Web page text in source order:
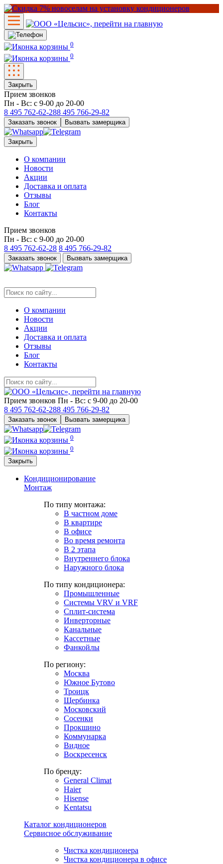
0
0
Закрыть
Прием звонков
Пн - Вс: с 9-00 до 20-00
8 495 762-62-288 495 766-29-82
Заказать звонок Вызвать замерщика
Закрыть
О компании
Новости
Акции
Доставка и оплата
Отзывы
Блог
Контакты
Прием звонков
Пн - Вс: с 9-00 до 20-00
8 495 762-62-28 8 495 766-29-82
Заказать звонок Вызвать замерщика
О компании
Новости
Акции
Доставка и оплата
Отзывы
Блог
Контакты
Прием звонков Пн - Вс: с 9-00 до 20-00
8 495 762-62-288 495 766-29-82
Заказать звонок Вызвать замерщика
0
0
Закрыть
Кондиционирование
Монтаж
По типу монтажа:
В частном доме
В квартире
В офисе
Во время ремонта
В 2 этапа
Внутреннего блока
Наружного блока
По типу кондиционера:
Промышленные
Системы VRV и VRF
Сплит-система
Инверторные
Канальные
Кассетные
Фанкойлы
По региону:
Москва
Южное Бутово
Троицк
Щербинка
Московский
Сосенки
Прокшино
Коммунарка
Видное
Воскресенск
По бренду:
General Climat
Haier
Hisense
Kentatsu
Каталог кондиционеров
Сервисное обслуживание
Чистка кондиционера
Чистка кондиционера в офисе